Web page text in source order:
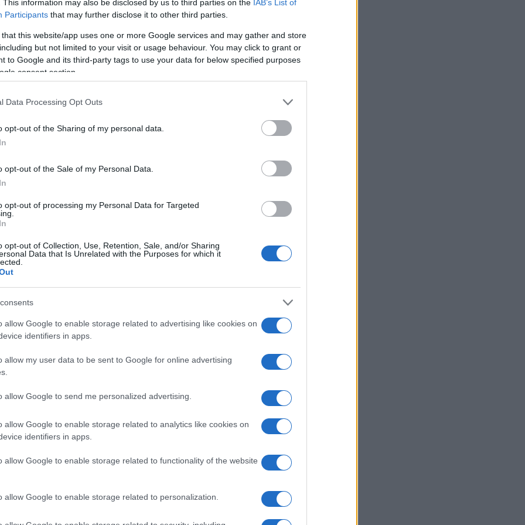
This information may also be disclosed by us to third parties on the IAB’s List of
Participants that may further disclose it to other third parties.
that this website/app uses one or more Google services and may gather and store
but not limited to your visit or usage behaviour. You may click to grant or
to Google and its third-party tags to use your data for below specified purposes
consent section.
Data Processing Opt Outs
opt-out of the Sharing of my personal data.
opt-out of the Sale of my Personal Data.
opt-out of processing my Personal Data for Targeted
opt-out of Collection, Use, Retention, Sale, and/or Sharing
Data that Is Unrelated with the Purposes for which it
allow Google to enable storage related to advertising like cookies on
identifiers in apps.
allow my user data to be sent to Google for online advertising
allow Google to send me personalized advertising.
allow Google to enable storage related to analytics like cookies on
identifiers in apps.
allow Google to enable storage related to functionality of the website
allow Google to enable storage related to personalization.
niezwykle realistyczny efekt.
To oczywiście nie jest
materiały oraz starannie dobrana
wykonano głównie z orzecha Royal
skóry wykończono kolorami
i Casden Tan. Całość harmonizuje
klimat.
akcentem stał się odcisk łapy
złotem wzdłuż linii coachline na
jako intarsję na desce rozdzielczej po
na co macie ochotę